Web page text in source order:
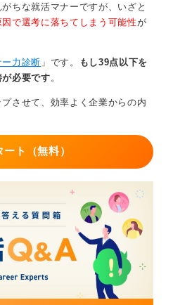
ちな就活マナーですが、いざと
因で選考に落ちてしまう可能性が
ー力診断 」です。
もし39点以下を
必要です 。
させて、効率よく企業からの内
ト（無料）